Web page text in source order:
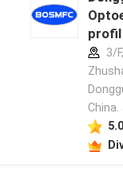
profil
3/
China.
5.0